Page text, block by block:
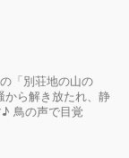
「別荘地の山の
から解き放たれ、静
鳥の声で目覚